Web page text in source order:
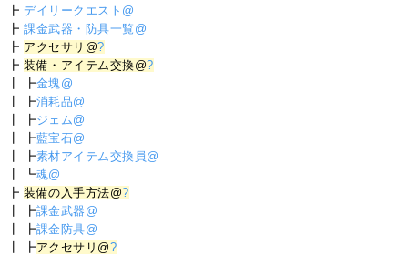
┣デイリークエスト@
┣課金武器・防具一覧@
┣ アクセサリ@?
┣装備・アイテム交換@?
┃ ┣金塊@
┃ ┣消耗品@
┃ ┣ジェム@
┃ ┣藍宝石@
┃ ┣素材アイテム交換員@
┃ ┗魂@
┣装備の入手方法@?
┃ ┣課金武器@
┃ ┣課金防具@
┃ ┣アクセサリ@?